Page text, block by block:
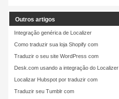
Outros artigos
Integração genérica de Localizer
Como traduzir sua loja Shopify com
Traduzir o seu site WordPress com
Desk.com usando a integração do Localizer
Localizar Hubspot por traduzir com
Traduzir seu Tumblr com